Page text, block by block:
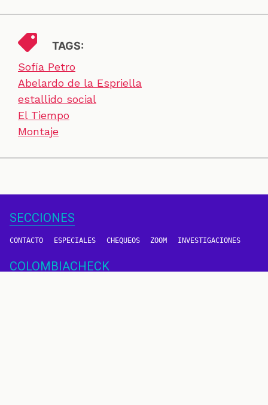
TAGS:
Sofía Petro
Abelardo de la Espriella
estallido social
El Tiempo
Montaje
SECCIONES
CONTACTO ESPECIALES CHEQUEOS ZOOM INVESTIGACIONES
COLOMBIACHECK